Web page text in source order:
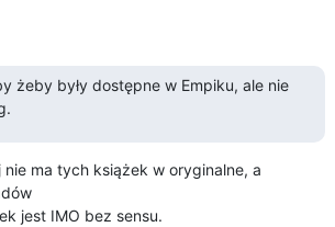
żeby były dostępne w Empiku, ale nie
ma tych książek w oryginalne, a
jest IMO bez sensu.